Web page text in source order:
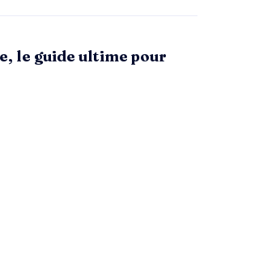
le guide ultime pour